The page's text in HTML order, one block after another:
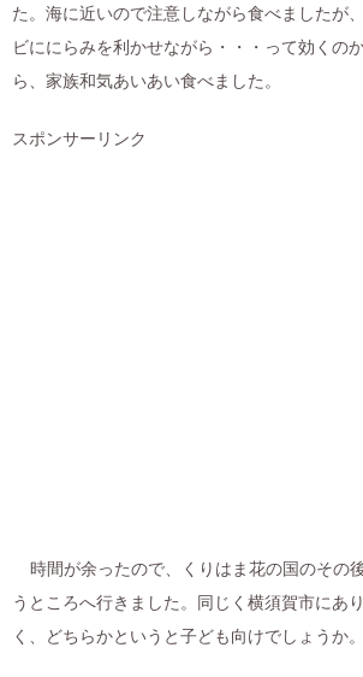
た。海に近いので注意しながら食べましたが
ビににらみを利かせながら・・・って効くの
ら、家族和気あいあい食べました。
スポンサーリンク
時間が余ったので、くりはま花の国のその
うところへ行きました。同じく横須賀市にあ
く、どちらかというと子ども向けでしょうか。